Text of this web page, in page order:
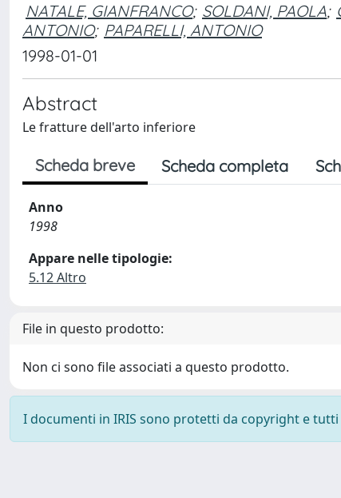
NATALE, GIANFRANCO; SOLDANI, PAOLA;
ANTONIO; PAPARELLI, ANTONIO
1998-01-01
Abstract
Le fratture dell'arto inferiore
Scheda breve Scheda completa
Anno
1998
Appare nelle tipologie:
5.12 Altro
File in questo prodotto:
Non ci sono file associati a questo prodotto.
I documenti in IRIS sono protetti da copyright e